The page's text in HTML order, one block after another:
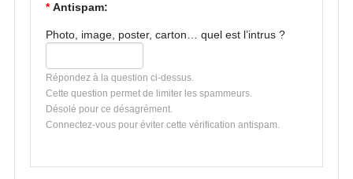
* Antispam:
Photo, image, poster, carton… quel est l’intrus ?
Répondez à la question ci-dessus.
Cette question permet de limiter les spammeurs.
Désolé pour ce désagrément.
Connectez-vous pour éviter cette vérification antispam.